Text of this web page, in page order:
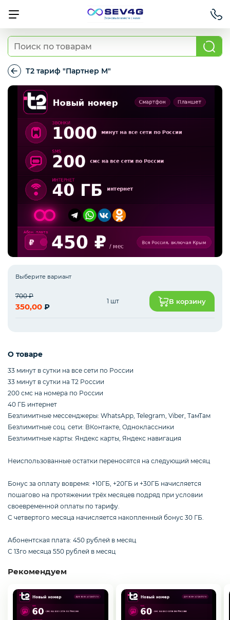
Тарифы
Приставки
Умный дом
Для Автомобиля
Освещение
Мобильные аксессуары
Телевизоры
Для бизнеса
Смартфоны / Телефоны
Электроника
Комплектующие ПК
Т2 тариф "Партнер М"
Т2
тариф
"Партнер
М"
Выберите вариант
700₽
350,00 ₽
1 шт В корзину
О товаре
33 минут в сутки на все сети по России
33 минут в сутки на Т2 России
200 смс на номера по России
40 ГБ интернет
Безлимитные мессенджеры: WhatsApp, Telegram, Viber, ТамТам
Безлимитные соц. сети: ВКонтакте, Одноклассники
Безлимитные карты: Яндекс карты, Яндекс навигация
Неиспользованные остатки переносятся на следующий месяц
Бонус за оплату вовремя: +10ГБ, +20ГБ и +30ГБ начисляется
пошагово на протяжении трёх месяцев подряд при условии
своевременной оплаты по тарифу.
С четвертого месяца начисляется накопленный бонус 30 ГБ.
Абонентская плата: 450 рублей в месяц
С 13го месяца 550 рублей в месяц
Рекомендуем